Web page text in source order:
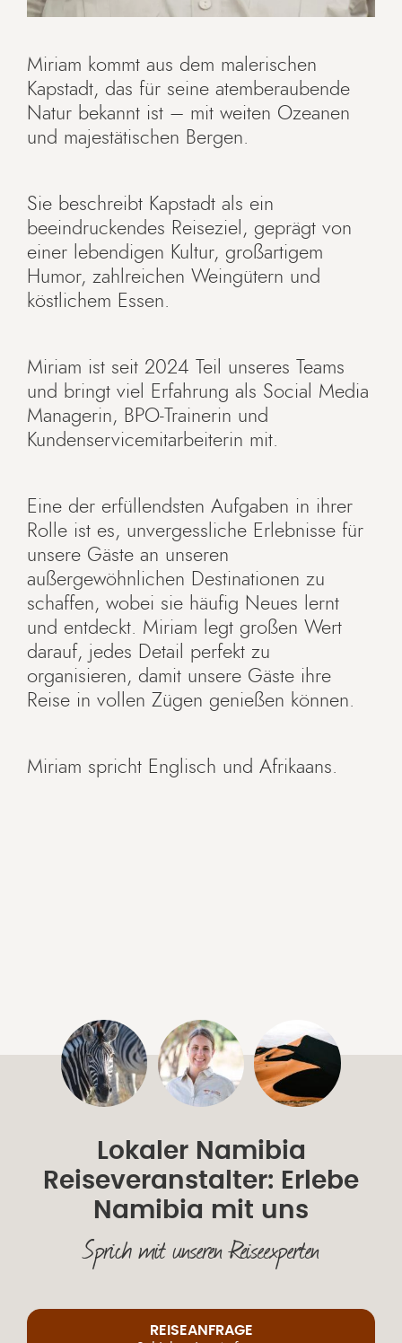
Miriam kommt aus dem malerischen
Kapstadt, das für seine atemberaubende
Natur bekannt ist – mit weiten Ozeanen
und majestätischen Bergen.
Sie beschreibt Kapstadt als ein
beeindruckendes Reiseziel, geprägt von
einer lebendigen Kultur, großartigem
Humor, zahlreichen Weingütern und
köstlichem Essen.
Miriam ist seit 2024 Teil unseres Teams
und bringt viel Erfahrung als Social Media
Managerin, BPO-Trainerin und
Kundenservicemitarbeiterin mit.
Eine der erfüllendsten Aufgaben in ihrer
Rolle ist es, unvergessliche Erlebnisse für
unsere Gäste an unseren
außergewöhnlichen Destinationen zu
schaffen, wobei sie häufig Neues lernt
und entdeckt. Miriam legt großen Wert
darauf, jedes Detail perfekt zu
organisieren, damit unsere Gäste ihre
Reise in vollen Zügen genießen können.
Miriam spricht Englisch und Afrikaans.
Lokaler Namibia
Reiseveranstalter: Erlebe
Namibia mit uns
Sprich mit unseren Reiseexperten
REISEANFRAGE